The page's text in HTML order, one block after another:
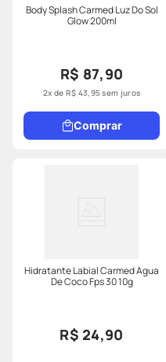
Body Splash Carmed Luz Do Sol
Glow 200ml
R$ 87,90
2x de R$ 43,95sem juros
Comprar
Hidratante Labial Carmed Água
De Coco Fps 30 10g
R$ 24,90